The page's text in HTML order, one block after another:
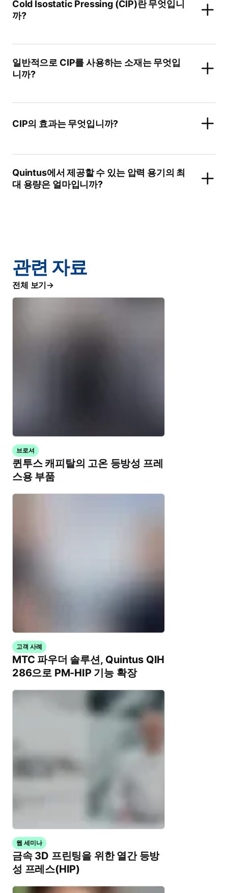
Cold Isostatic Pressing (CIP)란 무엇입니
까?
일반적으로 CIP를 사용하는 소재는 무엇입
니까?
CIP의 효과는 무엇입니까?
Quintus에서 제공할 수 있는 압력 용기의 최
대 용량은 얼마입니까?
관련 자료
전체 보기
브로셔
퀸투스 캐피탈의 고온 등방성 프레
스용 부품
고객 사례
MTC 파우더 솔루션, Quintus QIH
286으로 PM-HIP 기능 확장
웹 세미나
금속 3D 프린팅을 위한 열간 등방
성 프레스(HIP)